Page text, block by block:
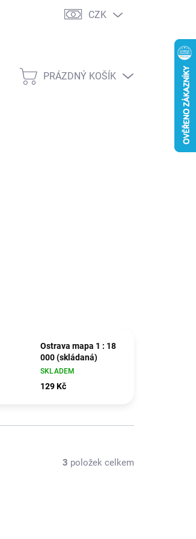
CZK
NÁKUPNÍ
PRÁZDNÝ KOŠÍK
Ostrava mapa 1 : 18
000 (skládaná)
SKLADEM
129 Kč
3 položek celkem